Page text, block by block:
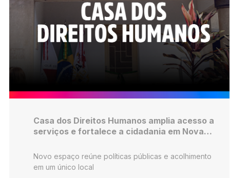
Casa dos Direitos Humanos amplia acesso a
serviços e fortalece a cidadania em Nova
Novo espaço reúne políticas públicas e acolhimento
em um único local